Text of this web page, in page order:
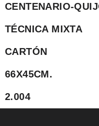
CENTENARIO-
TÉCNICA MIXTA
CARTÓN
66X45CM.
2.004